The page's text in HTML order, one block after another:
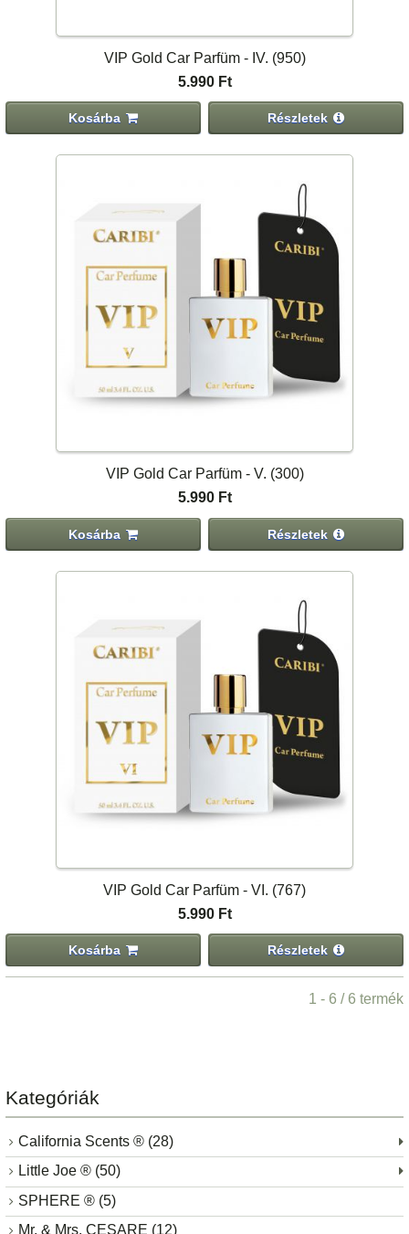
VIP Gold Car Parfüm - IV. (950)
5.990 Ft
Kosárba Részletek
VIP Gold Car Parfüm - V. (300)
5.990 Ft
Kosárba Részletek
VIP Gold Car Parfüm - VI. (767)
5.990 Ft
Kosárba Részletek
1 - 6 / 6 termék
Kategóriák
California Scents ® (28)
Little Joe ® (50)
SPHERE ® (5)
Mr. & Mrs. CESARE (12)